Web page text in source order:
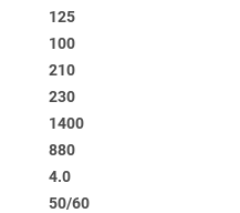
125
100
210
230
1400
880
4.0
50/60